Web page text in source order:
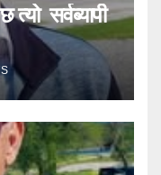
त्यो सर्वब्यापी